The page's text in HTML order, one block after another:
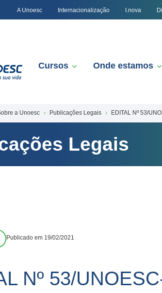
A Unoesc Internacionalização I.nova
Cursos Onde estamos
a Unoesc Publicações Legais EDITAL Nº 53/
Legais
Publicado em 19/02/2021
Nº 53/